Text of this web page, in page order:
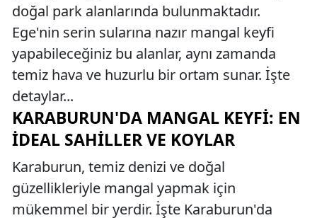
doğal park alanlarında bulunmaktadır.
Ege'nin serin sularına nazır mangal keyfi
yapabileceğiniz bu alanlar, aynı zamanda
temiz hava ve huzurlu bir ortam sunar. İşte
detaylar...
KARABURUN'DA MANGAL KEYFI: EN
İDEAL SAHILLER VE KOYLAR
Karaburun, temiz denizi ve doğal
güzellikleriyle mangal yapmak için
mükemmel bir yerdir. İşte Karaburun'da